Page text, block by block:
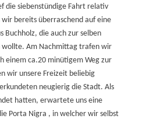
die siebenstündige Fahrt relativ
bereits überraschend auf eine
Buchholz, die auch zur selben
wollte. Am Nachmittag trafen wir
einem ca.20 minütigem Weg zur
wir unsere Freizeit beliebig
neugierig die Stadt. Als
hatten, erwartete uns eine
Porta Nigra , in welcher wir selbst